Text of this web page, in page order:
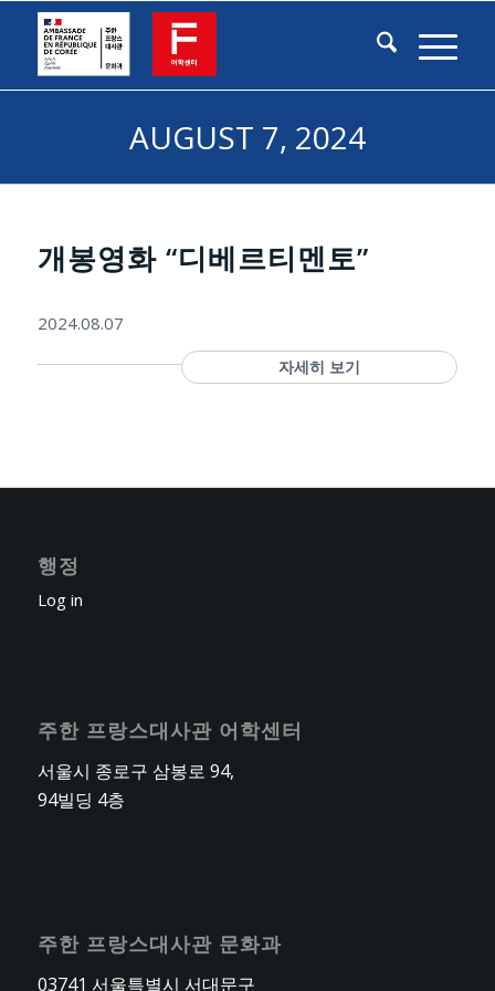
AUGUST 7, 2024
개봉영화 “디베르티멘토”
2024.08.07
자세히 보기
행정
Log in
주한 프랑스대사관 어학센터
서울시 종로구 삼봉로 94,
94빌딩 4층
주한 프랑스대사관 문화과
03741 서울특별시 서대문구